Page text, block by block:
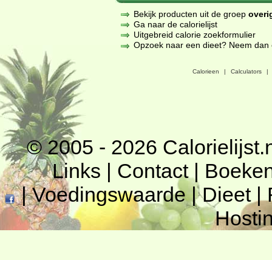
Bekijk producten uit de groep
Ga naar de calorielijst
Uitgebreid calorie zoekformulier
Opzoek naar een dieet? Neem
Calorieen | Calculators |
© 2005 - 2026
Links | Contact|
|Voedingswaarde|Dieet|